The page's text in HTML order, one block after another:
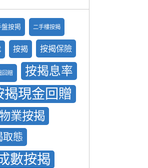
按掲 二手樓按揭
按揭 按揭保險
回贈 按揭息率
揭現金回贈
業按揭
取態
數按揭